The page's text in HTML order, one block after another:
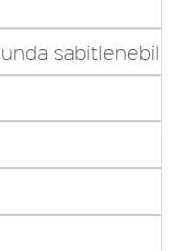
sabitlenebilir